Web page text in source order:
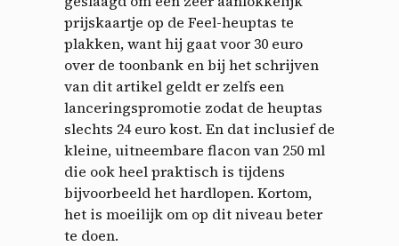
prijskaartje op de Feel-heuptas te
plakken, want hij gaat voor 30 euro
over de toonbank en bij het schrijven
van dit artikel geldt er zelfs een
lanceringspromotie zodat de heuptas
slechts 24 euro kost. En dat inclusief de
kleine, uitneembare flacon van 250 ml
die ook heel praktisch is tijdens
bijvoorbeeld het hardlopen. Kortom,
het is moeilijk om op dit niveau beter
te doen.